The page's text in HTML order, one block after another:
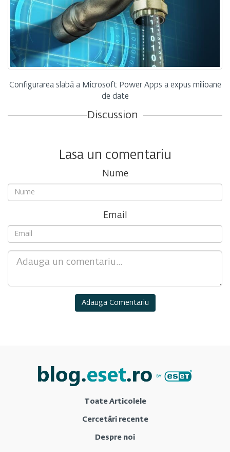
Configurarea slabă a Microsoft Power Apps a expus milioane
de date
Discussion
Lasa un comentariu
Nume
Email
Toate Articolele
Cercetări recente
Despre noi